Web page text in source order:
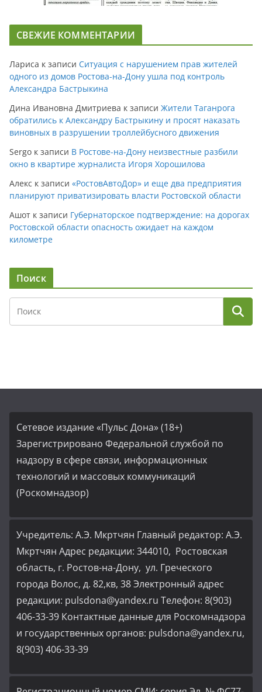
СВЕЖИЕ КОММЕНТАРИИ
Лариса к записи Ситуация с нарушением прав жителей
одного из домов Ростова-на-Дону ушла под контроль
Александра Бастрыкина
Дина Ивановна Дмитриева к записи Жители Таганрога
обратились к Александру Бастрыкину и просят наказать
виновных в разрушении троллейбусного движения
Sergo к записи В Ростове-на-Дону неизвестные разбили
окно в квартире журналиста Игоря Хорошилова
Алекс к записи «РостовАвтоДор» и еще два предприятия
планируют приватизировать власти Ростовской области
Ашот к записи Губернаторское подтверждение: на дорогах
Ростовской области опасность ожидает на каждом
километре
Поиск
Сетевое издание «Пульс Дона» (18+)
Зарегистрировано Федеральной службой по
надзору в сфере связи, информационных
технологий и массовых коммуникаций
(Роскомнадзор)
Учредитель: А.Э. Мкртчян Главный редактор: А.Э.
Мкртчян Адрес редакции: 344010, Ростовская
область, г. Ростов-на-Дону, ул. Греческого
города Волос, д. 82,кв, 38 Электронный адрес
редакции: pulsdona@yandex.ru Телефон: 8(903)
406-33-39 Контактные данные для Роскомнадзора
и государственных органов: pulsdona@yandex.ru,
8(903) 406-33-39